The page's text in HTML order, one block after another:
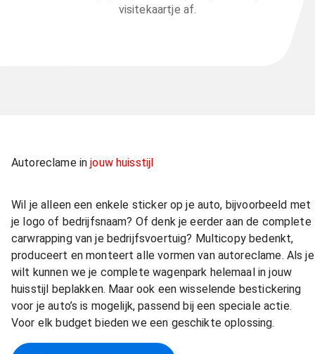
visitekaartje af.
Autoreclame injouw huisstijl
Wil je alleen een enkele sticker op je auto, bijvoorbeeld met
je logo of bedrijfsnaam? Of denk je eerder aan de complete
carwrapping van je bedrijfsvoertuig? Multicopy bedenkt,
produceert en monteert alle vormen van autoreclame. Als je
wilt kunnen we je complete wagenpark helemaal in jouw
huisstijl beplakken. Maar ook een wisselende bestickering
voor je auto’s is mogelijk, passend bij een speciale actie.
Voor elk budget bieden we een geschikte oplossing.